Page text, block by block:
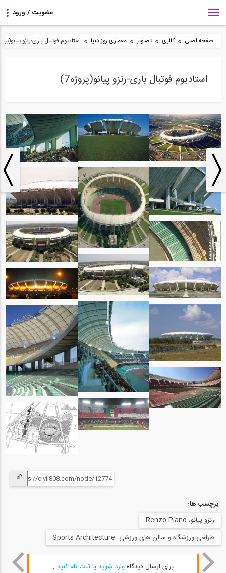
صفحه اصلی » گالری » تصاویر » معماری روز دنیا » استادیوم فوتبال باری-رنزو
استادیوم فوتبال باری-رنزو پیانو(پروژه7)
برچسب ها:
رنزو پیانو، Renzo Piano
طراحی ورزشگاه و سالن ‌های ورزشی، Sports Architecture
برای ارسال دیدگاهوارد شوید یاثبت نام کنید .